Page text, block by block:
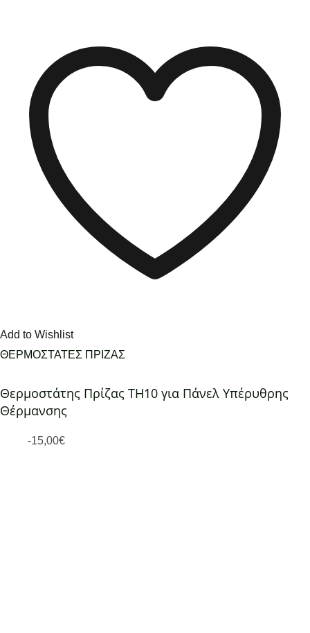
Add to Wishlist
ΘΕΡΜΟΣΤΑΤΕΣ ΠΡΙΖΑΣ
Θερμοστάτης Πρίζας TH10 για Πάνελ Υπέρυθρης
Θέρμανσης
-15,00€